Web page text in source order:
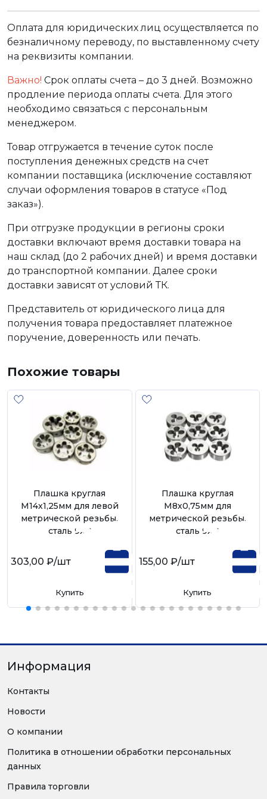
Оплата для юридических лиц осуществляется по
безналичному переводу, по выставленному счету
на реквизиты компании.
Важно! Срок оплаты счета – до 3 дней. Возможно
продление периода оплаты счета. Для этого
необходимо связаться с персональным
менеджером.
Товар отгружается в течение суток после
поступления денежных средств на счет
компании поставщика (исключение составляют
случаи оформления товаров в статусе «Под
заказ»).
При отгрузке продукции в регионы сроки
доставки включают время доставки товара на
наш склад (до 2 рабочих дней) и время доставки
до транспортной компании. Далее сроки
доставки зависят от условий ТК.
Представитель от юридического лица для
получения товара предоставляет платежное
поручение, доверенность или печать.
Похожие товары
Плашка круглая
М14х1,25мм для левой
метрической резьбы,
сталь 9ХС
303,00 ₽/шт
Купить
Плашка круглая
М8х0,75мм для
метрической резьбы,
сталь 9ХС
155,00 ₽/шт
Купить
Информация
Контакты
Новости
О компании
Политика в отношении обработки персональных
данных
Правила торговли